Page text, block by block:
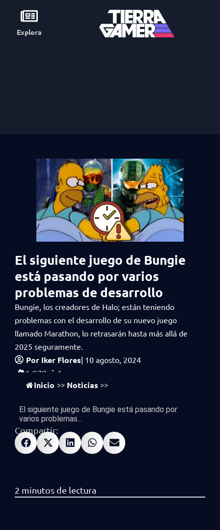
Explora
El siguiente juego de Bungie
está pasando por varios
problemas de desarrollo
Bungie, los creadores de Halo; están teniendo
problemas con el desarrollo de su nuevo juego
llamado Marathon, lo retrasarán hasta más allá de
2025 seguramente.
Por Iker Flores| 10 agosto, 2024
1,078 vistas
Inicio >> Noticias >>
El siguiente juego de Bungie está pasando por
varios problemas...
Compartir: